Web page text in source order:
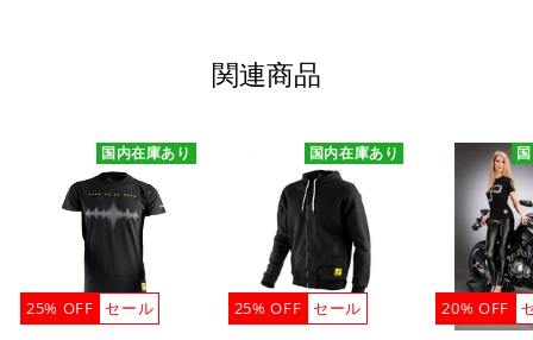
関連商品
25% OFF セール
国内在庫あり
25% OFF セール
国内在庫あり
20% OFF